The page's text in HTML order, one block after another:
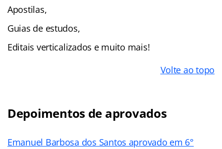
Apostilas,
Guias de estudos,
Editais verticalizados e muito mais!
Volte ao topo
Depoimentos de aprovados
Emanuel Barbosa dos Santos aprovado em 6°